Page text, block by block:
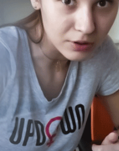
Ночью громкие
Краснодаром